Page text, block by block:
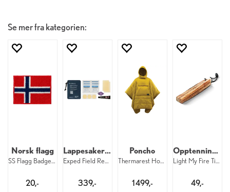
Se mer fra kategorien:
Norsk flagg
SS Flagg Badge Norge
20,-
Lappesaker til Exped
Exped Field Repair Kit
339,-
Poncho
Thermarest Honcho Poncho Wheat
1 499,-
Opptenningspinne
Light My Fire Tinder-on-a-Rope
49,-